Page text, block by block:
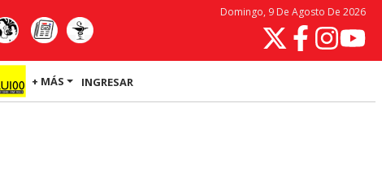
Domingo, 9 De Agosto De 2026
+ MÁS INGRESAR